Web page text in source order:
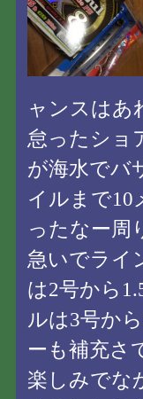
ャンスはあ
怠ったショ
が海水でバ
イルまで10
ったなー周
急いでライ
は2号から
ルは3号か
ーも補充さ
楽しみでな